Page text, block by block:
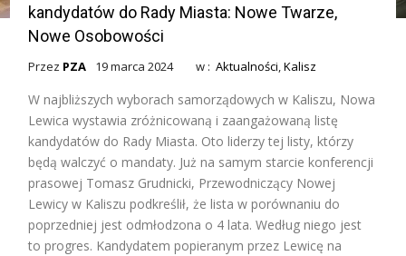
kandydatów do Rady Miasta: Nowe Twarze,
Nowe Osobowości
Przez PZA 19 marca 2024 w :Aktualności,Kalisz
W najbliższych wyborach samorządowych w Kaliszu, Nowa
Lewica wystawia zróżnicowaną i zaangażowaną listę
kandydatów do Rady Miasta. Oto liderzy tej listy, którzy
będą walczyć o mandaty. Już na samym starcie konferencji
prasowej Tomasz Grudnicki, Przewodniczący Nowej
Lewicy w Kaliszu podkreślił, że lista w porównaniu do
poprzedniej jest odmłodzona o 4 lata. Według niego jest
to progres. Kandydatem popieranym przez Lewicę na